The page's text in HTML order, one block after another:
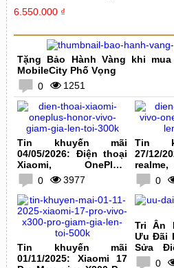
6.550.000 ₫
Tặng Bảo Hành Vàng khi
MobileCity Phố Vọng
0
1251
Tin khuyến mãi
04/05/2026: Điện thoại
Xiaomi, OnePlus,
HONOR, vivo giảm giá
lên tới 300K
0 3977
Tin
27/12/
giảm0
Tin khuyến mãi
01/11/2025: Xiaomi 17
Tri Ân
Ưu Đãi
Sửa
0